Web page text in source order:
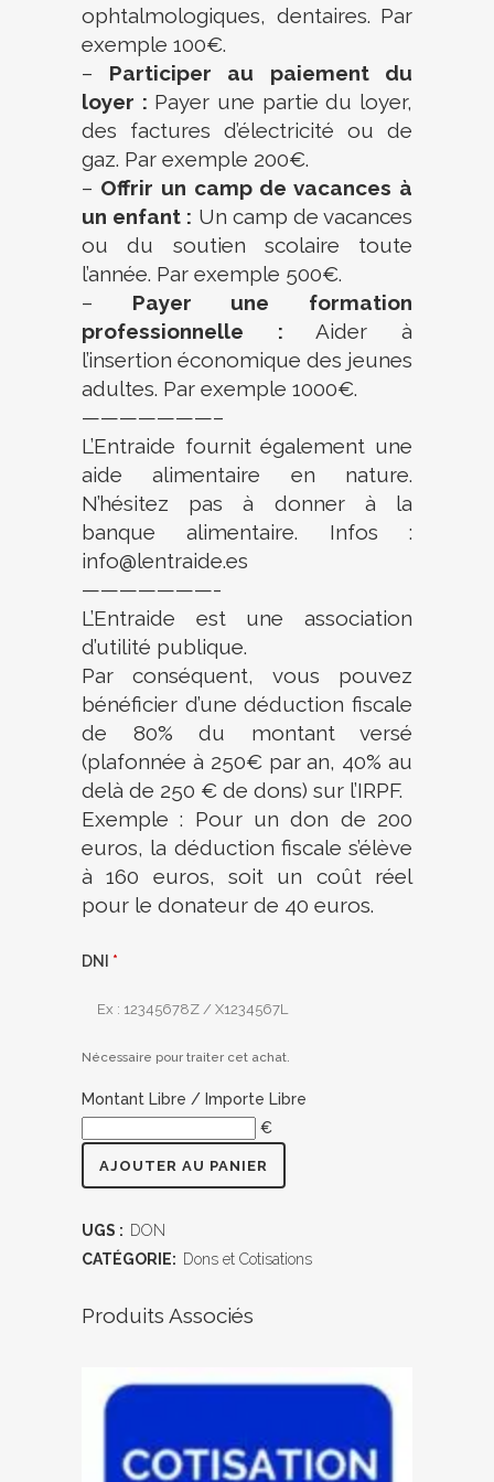
ophtalmologiques, dentaires. Par
exemple 100€.
– Participer au paiement du
loyer : Payer une partie du loyer,
des factures d’électricité ou de
gaz. Par exemple 200€.
– Offrir un camp de vacances à
un enfant : Un camp de vacances
ou du soutien scolaire toute
l’année. Par exemple 500€.
– Payer une formation
professionnelle : Aider à
l’insertion économique des jeunes
adultes. Par exemple 1000€.
———————–
L’Entraide fournit également une
aide alimentaire en nature.
N’hésitez pas à donner à la
banque alimentaire. Infos :
info@lentraide.es
———————-
L’Entraide est une association
d’utilité publique.
Par conséquent, vous pouvez
bénéficier d’une déduction fiscale
de 80% du montant versé
(plafonnée à 250€ par an, 40% au
delà de 250 € de dons) sur l’IRPF.
Exemple : Pour un don de 200
euros, la déduction fiscale s’élève
à 160 euros, soit un coût réel
pour le donateur de 40 euros.
DNI *
Nécessaire pour traiter cet achat.
Montant Libre / Importe Libre
€
Don
AJOUTER AU PANIER
UGS : DON
CATÉGORIE: Dons et Cotisations
Produits Associés